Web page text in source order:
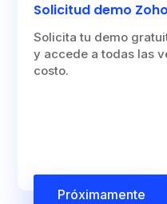
Solicitud demo Zoho
Solicita tu demo
y accede a todas las
costo.
Próximamente